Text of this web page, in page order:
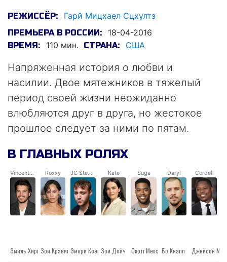
РЕЖИССЁР: Гарй Мицхаел Сцхултз
ПРЕМЬЕРА В РОССИИ: 18-04-2016
ВРЕМЯ: 110 мин. СТРАНА: США
Напряженная история о любви и
насилии. Двое мятежников в тяжелый
период своей жизни неожиданно
влюбляются друг в друга, но жестокое
прошлое следует за ними по пятам.
В ГЛАВНЫХ РОЛЯХ
Vincent Stewart
Эмиль Хирш
Roxxy
Зои Кравиц
JC Stewart
Эмори Коэн
Kate
Зои Дойч
Suga
Скотт Mescudi
Daryl
Бо Кнапп
Cordell
Джейсон